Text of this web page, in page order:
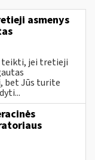
asmenys
teikti, jei tretieji
bet Jūs turite